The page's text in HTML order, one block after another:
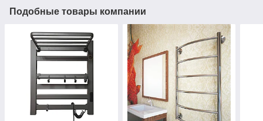
Подобные товары компании